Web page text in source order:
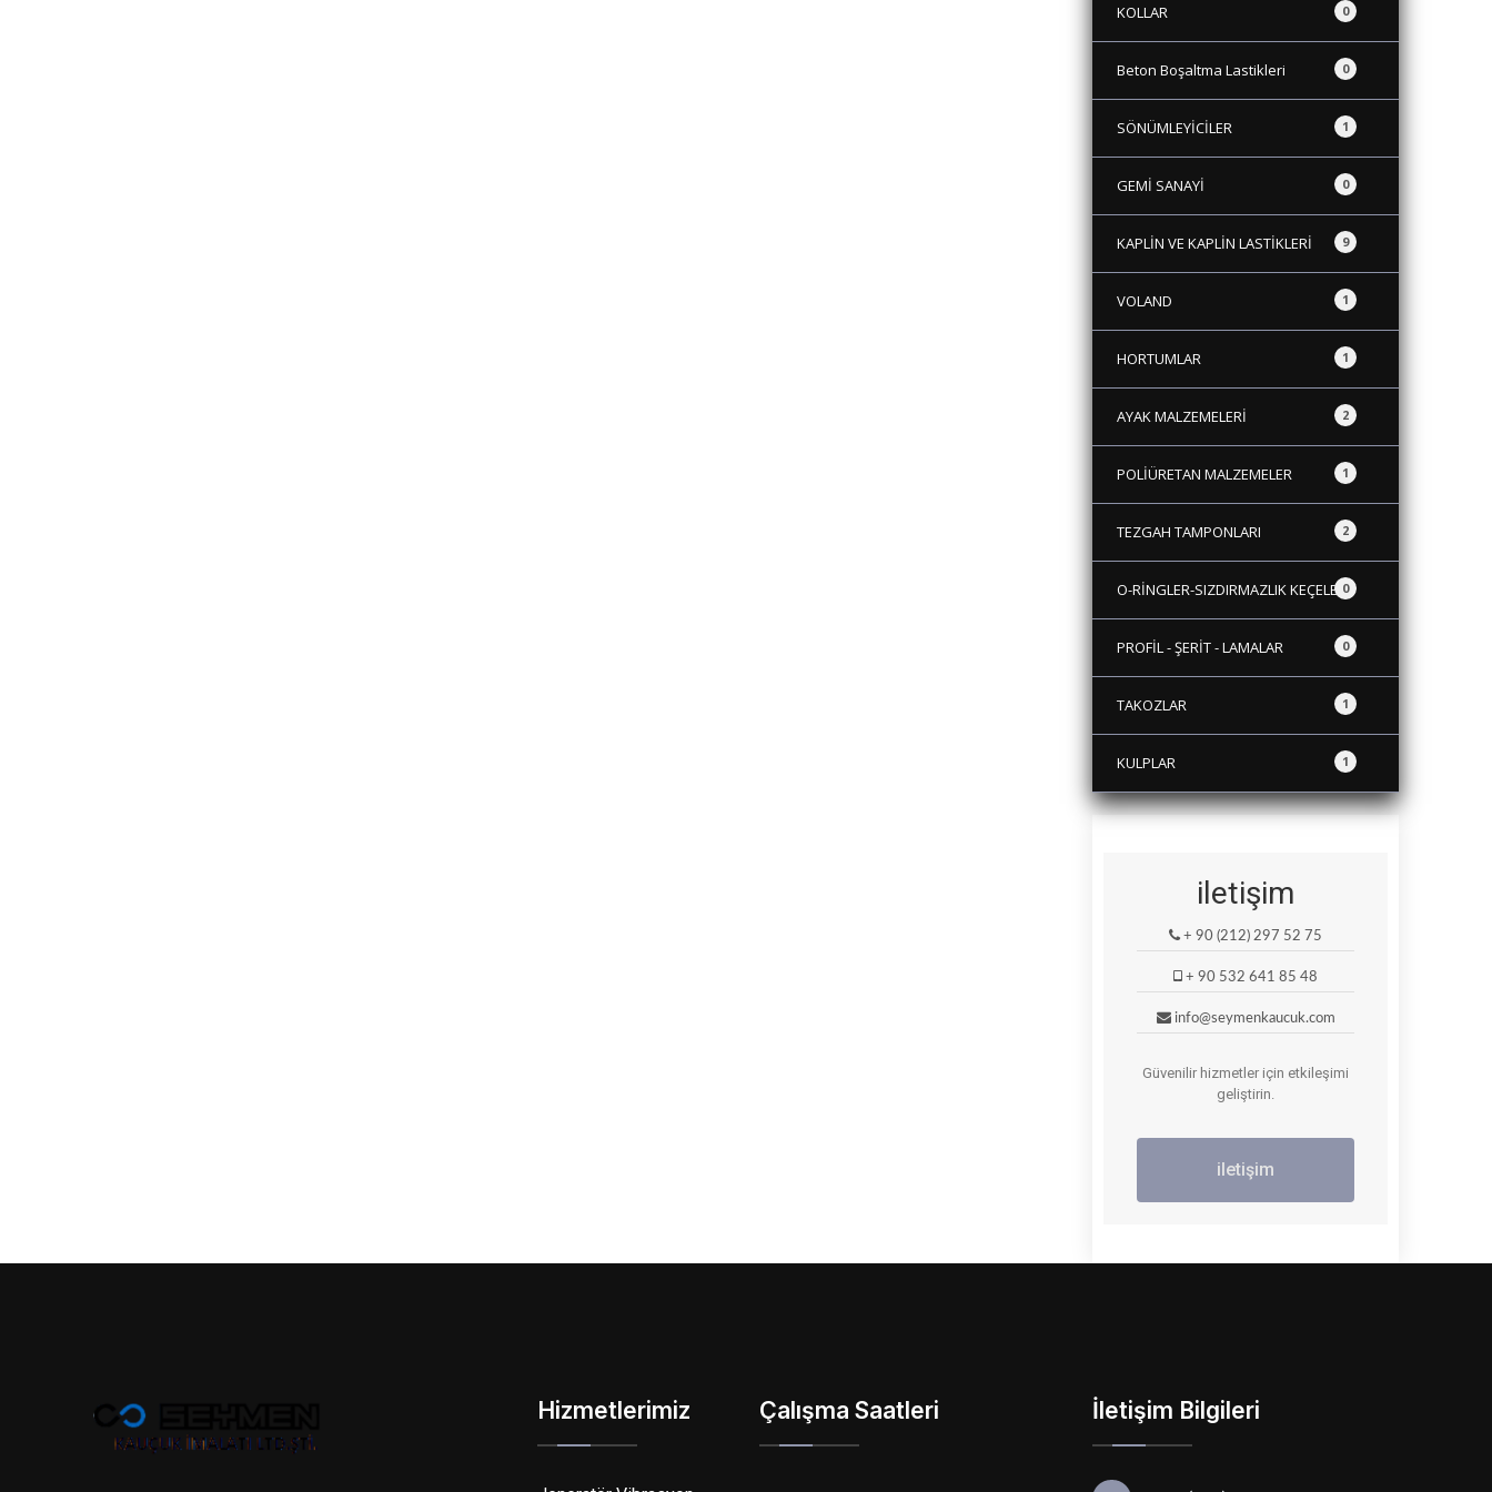
0
KOLLAR
0
Beton Boşaltma Lastikleri
1
SÖNÜMLEYİCİLER
0
GEMİ SANAYİ
9
KAPLİN VE KAPLİN LASTİKLERİ
1
VOLAND
1
HORTUMLAR
2
AYAK MALZEMELERİ
1
POLİÜRETAN MALZEMELER
2
TEZGAH TAMPONLARI
0
O-RİNGLER-SIZDIRMAZLIK KEÇELERİ
0
PROFİL - ŞERİT - LAMALAR
1
TAKOZLAR
1
KULPLAR
iletişim
+ 90 (212) 297 52 75
+ 90 532 641 85 48
info@seymenkaucuk.com
Güvenilir hizmetler için etkileşimi
geliştirin.
iletişim
Hizmetlerimiz Çalışma Saatleri İletişim Bilgileri